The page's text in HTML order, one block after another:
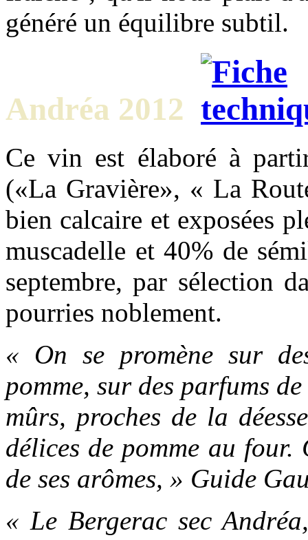
généré un équilibre subtil.
Andréa 2012
Ce vin est élaboré à
(«La Gravière», « La
bien calcaire et exposées
muscadelle et 40% de
septembre, par sélection
pourries noblement.
« On se promène sur
pomme, sur des parfums
mûrs, proches de la
délices de pomme au
de ses arômes, » Guide
« Le Bergerac sec